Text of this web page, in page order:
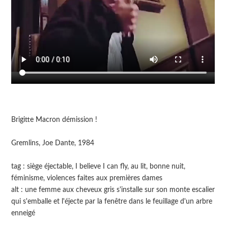
Brigitte Macron démission !
Gremlins, Joe Dante, 1984
tag : siège éjectable, I believe I can fly, au lit, bonne nuit,
féminisme, violences faites aux premières dames
alt : une femme aux cheveux gris s'installe sur son monte escalier
qui s'emballe et l'éjecte par la fenêtre dans le feuillage d'un arbre
enneigé